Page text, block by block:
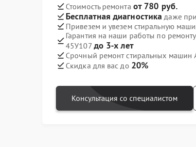
Стоимость ремонта от 780 руб.
Бесплатная диагностика даже
Привезем и увезем стиральную
Гарантия на наши работы по
45У107 до 3-х лет
Срочный ремонт стиральных машин
Скидка для вас до 20%
Консультация со специалистом